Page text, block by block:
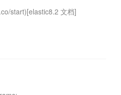
start)[elastic8.2 文档]